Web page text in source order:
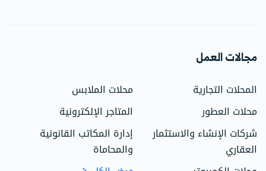
مجالات العمل
المحلات التجارية
محلات الملابس
محلات العطور
المتاجر الإلكترونية
شركات الإنشاء والاستثمار
العقاري
إدارة المكاتب القانونية
والمحاماة